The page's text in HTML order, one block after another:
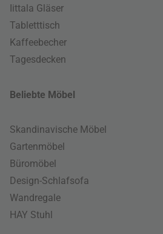
Iittala Gläser
Tabletttisch
Kaffeebecher
Tagesdecken
Beliebte Möbel
Skandinavische Möbel
Gartenmöbel
Büromöbel
Design-Schlafsofa
Wandregale
HAY Stuhl